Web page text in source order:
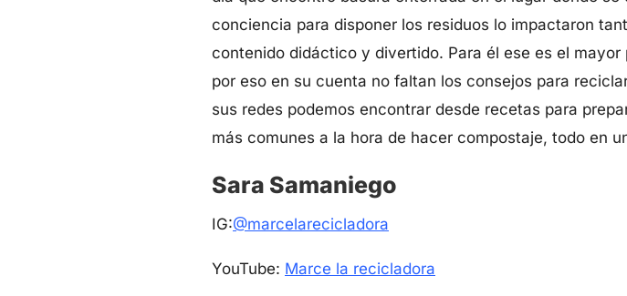
conciencia para disponer los residuos lo impactaron
contenido didáctico y divertido. Para él ese es el
por eso en su cuenta no faltan los consejos para
sus redes podemos encontrar desde recetas para
más comunes a la hora de hacer compostaje, todo en
Sara Samaniego
IG:@marcelarecicladora
YouTube: Marce la recicladora